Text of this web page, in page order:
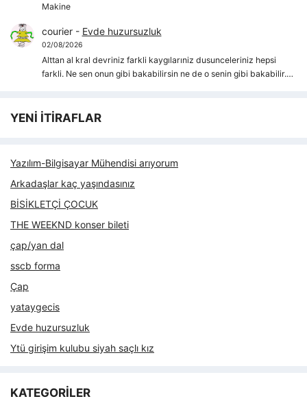
Makine
courier- Evde huzursuzluk
02/08/2026
Alttan al kral devriniz farkli kaygılarıniz dusunceleriniz hepsi
farkli. Ne sen onun gibi bakabilirsin ne de o senin gibi bakabilir.…
YENİ İTİRAFLAR
Yazılım-Bilgisayar Mühendisi arıyorum
Arkadaşlar kaç yaşındasınız
BİSİKLETÇİ ÇOCUK
THE WEEKND konser bileti
çap/yan dal
sscb forma
Çap
yataygecis
Evde huzursuzluk
Ytü girişim kulubu siyah saçlı kız
KATEGORİLER